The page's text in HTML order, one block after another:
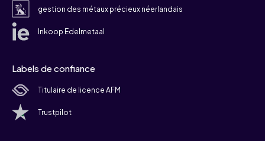
gestion des métaux précieux néerlandais
Inkoop Edelmetaal
Labels de confiance
Titulaire de licence AFM
Trustpilot